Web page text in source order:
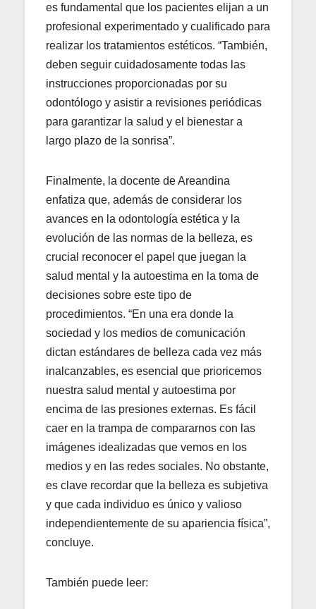
es fundamental que los pacientes elijan a un
profesional experimentado y cualificado para
realizar los tratamientos estéticos. “También,
deben seguir cuidadosamente todas las
instrucciones proporcionadas por su
odontólogo y asistir a revisiones periódicas
para garantizar la salud y el bienestar a
largo plazo de la sonrisa”.
Finalmente, la docente de Areandina
enfatiza que, además de considerar los
avances en la odontología estética y la
evolución de las normas de la belleza, es
crucial reconocer el papel que juegan la
salud mental y la autoestima en la toma de
decisiones sobre este tipo de
procedimientos. “En una era donde la
sociedad y los medios de comunicación
dictan estándares de belleza cada vez más
inalcanzables, es esencial que prioricemos
nuestra salud mental y autoestima por
encima de las presiones externas. Es fácil
caer en la trampa de compararnos con las
imágenes idealizadas que vemos en los
medios y en las redes sociales. No obstante,
es clave recordar que la belleza es subjetiva
y que cada individuo es único y valioso
independientemente de su apariencia física”,
concluye.
También puede leer: